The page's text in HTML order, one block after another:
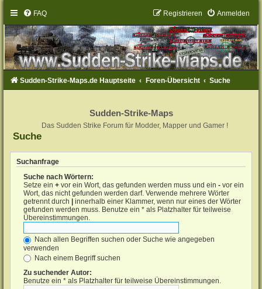
FAQ Anmelden
Registrieren
Sudden-Strike-Maps.de Hauptseite Foren-Übersicht Suche
Sudden-Strike-Maps
Das Sudden Strike Forum für Modder, Mapper und Gamer !
Suche
Suchanfrage
Suche nach Wörtern:
Setze ein+ vor ein Wort, das gefunden werden muss und ein- vor ein
Wort, das nicht gefunden werden darf. Verwende mehrere Wörter
getrennt durch
innerhalb einer Klammer, wenn nur eines der Wörter
gefunden werden muss. Benutze ein * als Platzhalter für teilweise
Übereinstimmungen.
Nach allen Begriffen suchen oder Suche wie angegeben
verwenden
Nach einem Begriff suchen
Zu suchender Autor:
Benutze ein * als Platzhalter für teilweise Übereinstimmungen.